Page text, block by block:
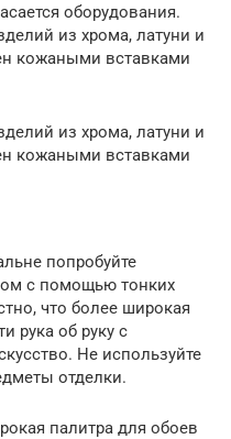
оборудования.
из хрома, латуни и
кожаными вставками
из хрома, латуни и
кожаными вставками
попробуйте
с помощью тонких
что более широкая
рука об руку с
Не используйте
отделки.
палитра для обоев